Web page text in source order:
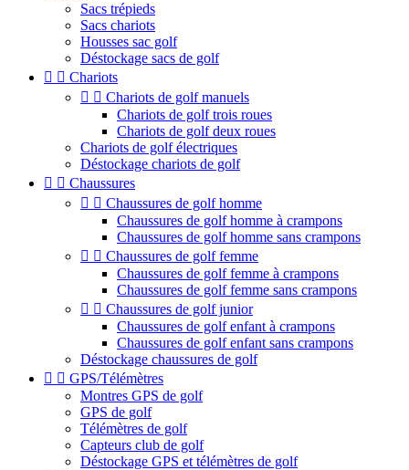
Sacs trépieds
Sacs chariots
Housses sac golf
Déstockage sacs de golf
  Chariots
  Chariots de golf manuels
Chariots de golf trois roues
Chariots de golf deux roues
Chariots de golf électriques
Déstockage chariots de golf
  Chaussures
  Chaussures de golf homme
Chaussures de golf homme à crampons
Chaussures de golf homme sans crampons
  Chaussures de golf femme
Chaussures de golf femme à crampons
Chaussures de golf femme sans crampons
  Chaussures de golf junior
Chaussures de golf enfant à crampons
Chaussures de golf enfant sans crampons
Déstockage chaussures de golf
  GPS/Télémètres
Montres GPS de golf
GPS de golf
Télémètres de golf
Capteurs club de golf
Déstockage GPS et télémètres de golf